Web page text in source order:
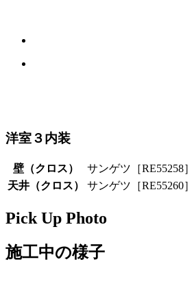
洋室３内装
壁（クロス）
サンゲツ［RE55258］
天井（クロス）
サンゲツ［RE55260］
Pick Up Photo
施工中の様子